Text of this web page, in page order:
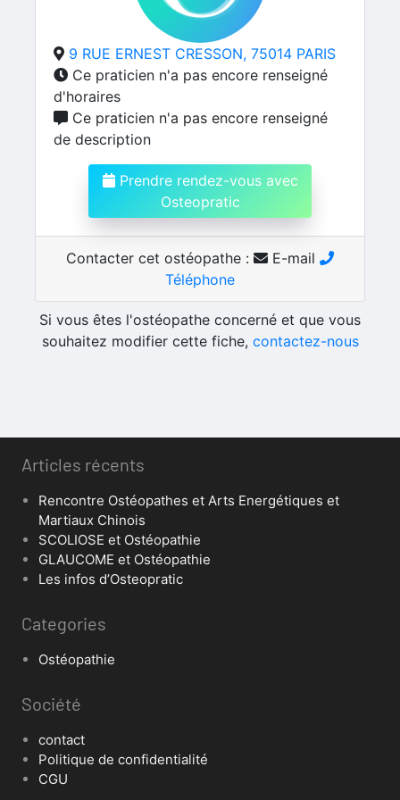
9 RUE ERNEST CRESSON, 75014 PARIS
Ce praticien n'a pas encore renseigné
d'horaires
Ce praticien n'a pas encore renseigné
de description
Prendre rendez-vous avec
Osteopratic
Contacter cet ostéopathe :
E-mail
Téléphone
Si vous êtes l'ostéopathe concerné et que vous
souhaitez modifier cette fiche, contactez-nous
Articles récents
Rencontre Ostéopathes et Arts Energétiques et
Martiaux Chinois
SCOLIOSE et Ostéopathie
GLAUCOME et Ostéopathie
Les infos d’Osteopratic
Categories
Ostéopathie
Société
contact
Politique de confidentialité
CGU